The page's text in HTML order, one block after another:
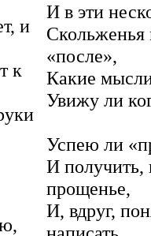
И в эти
«после»,
Какие
Увижу ли
Успею ли
И получить,
прощенье,
И, вдруг,
и
к